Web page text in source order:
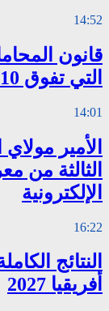
14:52
قانون
التي تفوق 10 آلاف درهم بالشيك
14:01
الأمير
الثالثة من
الإلكترونية
16:22
النتائج
أفريقيا 2027